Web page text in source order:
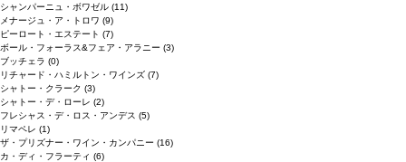
シャンパーニュ・ボワゼル (11)
メナージュ・ア・トロワ (9)
ピーロート・エステート (7)
ボール・フォーラス&フェア・アラニー (3)
ブッチェラ (0)
リチャード・ハミルトン・ワインズ (7)
シャトー・クラーク (3)
シャトー・デ・ローレ (2)
フレシャス・デ・ロス・アンデス (5)
リマペレ (1)
ザ・プリズナー・ワイン・カンパニー (16)
カ・ディ・フラーティ (6)